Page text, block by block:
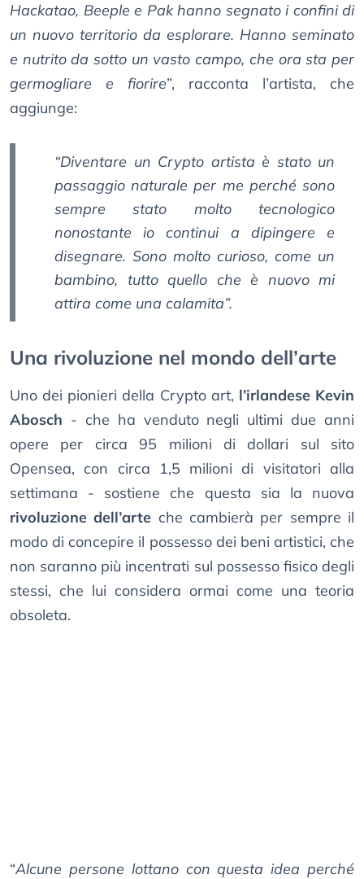
Hackatao, Beeple e Pak hanno segnato i confini di
un nuovo territorio da esplorare. Hanno seminato
e nutrito da sotto un vasto campo, che ora sta per
germogliare e fiorire”, racconta l’artista, che
aggiunge:
“Diventare un Crypto artista è stato un
passaggio naturale per me perché sono
sempre stato molto tecnologico
nonostante io continui a dipingere e
disegnare. Sono molto curioso, come un
bambino, tutto quello che è nuovo mi
attira come una calamita”.
Una rivoluzione nel mondo dell’arte
Uno dei pionieri della Crypto art, l’irlandese Kevin
Abosch - che ha venduto negli ultimi due anni
opere per circa 95 milioni di dollari sul sito
Opensea, con circa 1,5 milioni di visitatori alla
settimana - sostiene che questa sia la nuova
rivoluzione dell’arte che cambierà per sempre il
modo di concepire il possesso dei beni artistici, che
non saranno più incentrati sul possesso fisico degli
stessi, che lui considera ormai come una teoria
obsoleta.
“Alcune persone lottano con questa idea perché